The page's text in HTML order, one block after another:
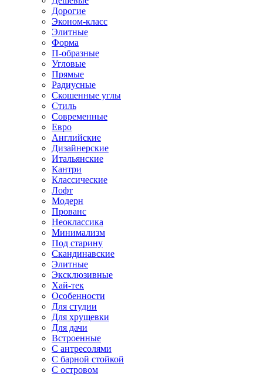
Дорогие
Эконом-класс
Элитные
Форма
П-образные
Угловые
Прямые
Радиусные
Скошенные углы
Стиль
Современные
Евро
Английские
Дизайнерские
Итальянские
Кантри
Классические
Лофт
Модерн
Прованс
Неоклассика
Минимализм
Под старину
Скандинавские
Элитные
Эксклюзивные
Хай-тек
Особенности
Для студии
Для хрущевки
Для дачи
Встроенные
С антресолями
С барной стойкой
С островом